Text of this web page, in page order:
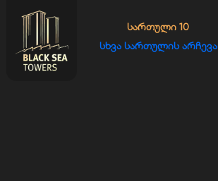
ᲡᲮᲕᲐ ᲡᲐᲠᲗᲣᲚᲘᲡ ᲐᲠᲩᲔᲕᲐ
ᲡᲐᲠᲗᲣᲚᲘ 10